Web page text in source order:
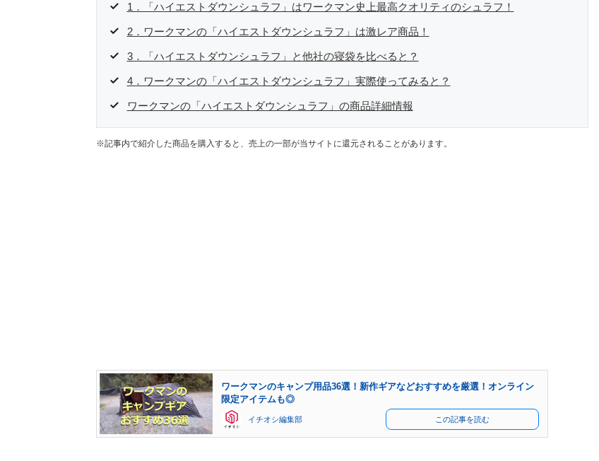
1．「ハイエストダウンシュラフ」はワークマン史上最高クオリティのシュラフ！
2．ワークマンの「ハイエストダウンシュラフ」は激レア商品！
3．「ハイエストダウンシュラフ」と他社の寝袋を比べると？
4．ワークマンの「ハイエストダウンシュラフ」実際使ってみると？
ワークマンの「ハイエストダウンシュラフ」の商品詳細情報
※記事内で紹介した商品を購入すると、売上の一部が当サイトに還元されることがあります。
ワークマンのキャンプ用品36選！新作ギアなどおすすめを厳選！オンライン
限定アイテムも◎
イチオシ編集部 この記事を読む